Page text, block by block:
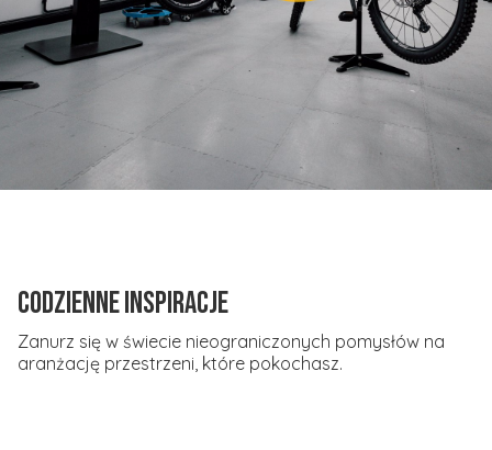
Codzienne inspiracje
Zanurz się w świecie nieograniczonych pomysłów na
aranżację przestrzeni, które pokochasz.